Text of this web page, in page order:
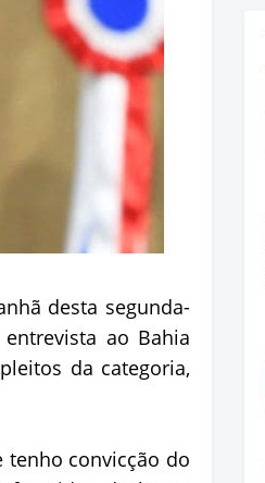
desta segunda-
ao Bahia
da categoria,
tenho convicção do